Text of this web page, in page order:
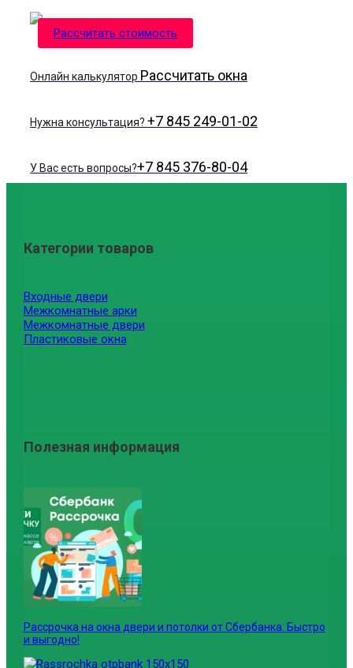
Рассчитать стоимость
Онлайн калькулятор Рассчитать окна
Нужна консультация? +7 845 249-01-02
У Вас есть вопросы?+7 845 376-80-04
Категории товаров
Входные двери
Межкомнатные арки
Межкомнатные двери
Пластиковые окна
Полезная информация
Рассрочка на окна двери и потолки от Сбербанка: Быстро
и выгодно!